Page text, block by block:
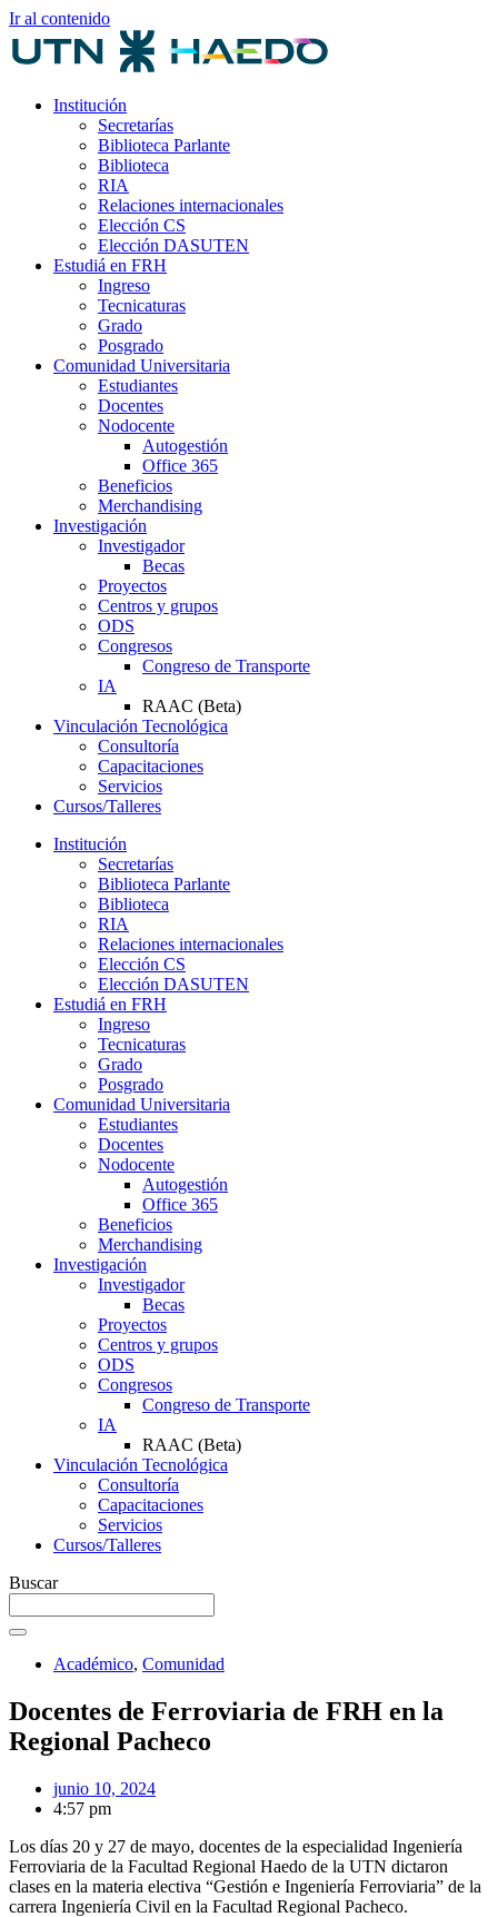
Ir al contenido
Institución
Secretarías
Biblioteca Parlante
Biblioteca
RIA
Relaciones internacionales
Elección CS
Elección DASUTEN
Estudiá en FRH
Ingreso
Tecnicaturas
Grado
Posgrado
Comunidad Universitaria
Estudiantes
Docentes
Nodocente
Autogestión
Office 365
Beneficios
Merchandising
Investigación
Investigador
Becas
Proyectos
Centros y grupos
ODS
Congresos
Congreso de Transporte
IA
RAAC (Beta)
Vinculación Tecnológica
Consultoría
Capacitaciones
Servicios
Cursos/Talleres
Institución
Secretarías
Biblioteca Parlante
Biblioteca
RIA
Relaciones internacionales
Elección CS
Elección DASUTEN
Estudiá en FRH
Ingreso
Tecnicaturas
Grado
Posgrado
Comunidad Universitaria
Estudiantes
Docentes
Nodocente
Autogestión
Office 365
Beneficios
Merchandising
Investigación
Investigador
Becas
Proyectos
Centros y grupos
ODS
Congresos
Congreso de Transporte
IA
RAAC (Beta)
Vinculación Tecnológica
Consultoría
Capacitaciones
Servicios
Cursos/Talleres
Buscar
Académico, Comunidad
Docentes de Ferroviaria de FRH en la
Regional Pacheco
junio 10, 2024
4:57 pm
Los días 20 y 27 de mayo, docentes de la especialidad Ingeniería
Ferroviaria de la Facultad Regional Haedo de la UTN dictaron
clases en la materia electiva “Gestión e Ingeniería Ferroviaria” de la
carrera Ingeniería Civil en la Facultad Regional Pacheco.